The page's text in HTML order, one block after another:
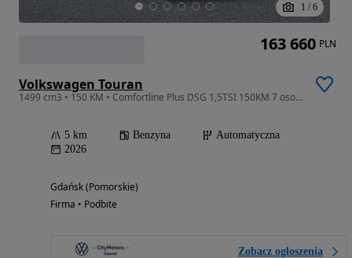
1 / 6
Volkswagen Touran
1499 cm3 • 150 KM • Comfortline Plus DSG 1,5TSI 150KM 7 osobowy hak tech DOSTĘPNY OD RĘKI
5 km Benzyna
Automatyczna
2026
Gdańsk (Pomorskie)
Firma • Podbite
Zobacz ogłoszenia
163 660 PLN